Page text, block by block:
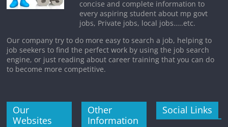
concise and complete information to
every aspiring student about mp govt
jobs, Private jobs, local jobs…..etc.
Our company try to do more easy to search a job, helping to
job seekers to find the perfect work by using the job search
engine, or just reading about career training that you can do
to become more competitive.
Our
Websites
Other
Information
Social Links